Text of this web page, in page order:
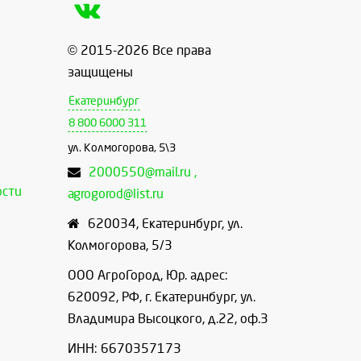
© 2015-2026 Все права
защищены
Екатеринбург
8 800 6000 311
ул. Колмогорова, 5\3
2000550@mail.ru ,
agrogorod@list.ru
620034, Екатеринбург, ул.
Колмогорова, 5/3
ООО АгроГород, Юр. адрес:
620092, РФ, г. Екатеринбург, ул.
Владимира Высоцкого, д.22, оф.3
ИНН: 6670357173